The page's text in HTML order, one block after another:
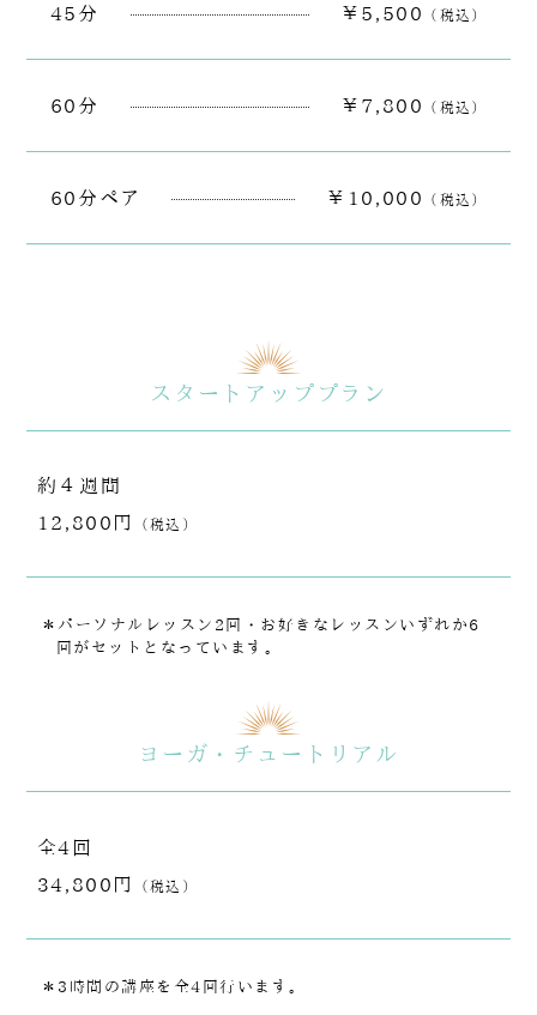
45分 ￥5,500 （税込）
60分 ￥7,800 （税込）
60分ペア ￥10,000 （税込）
スタートアッププラン
約４週間
12,800円
（税込）
＊パーソナルレッスン2回・お好きなレッスンいずれか6
回がセットとなっています。
ヨーガ・チュートリアル
全4回
34,800円
（税込）
＊3時間の講座を全4回行います。